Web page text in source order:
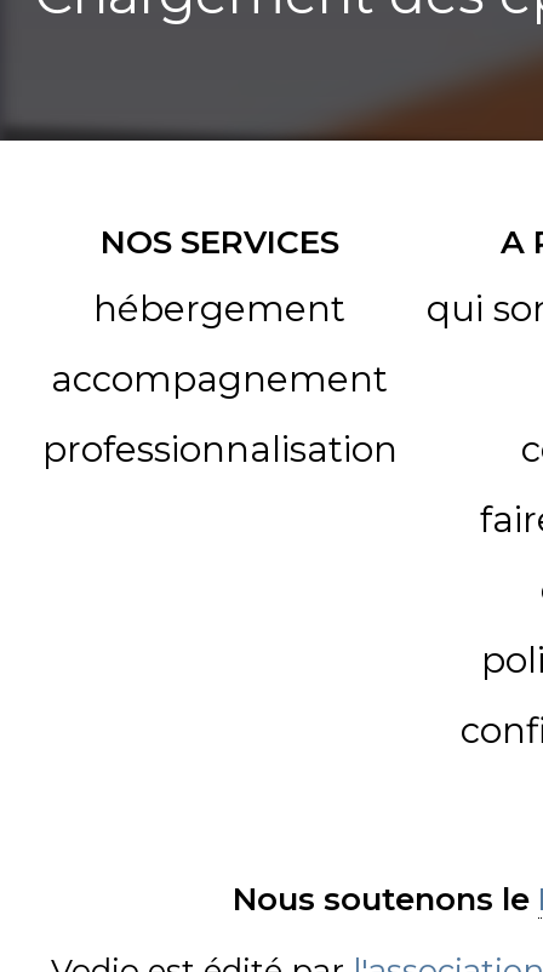
NOS SERVICES
hébergement
accompagnement
professionnalisation
A
qui